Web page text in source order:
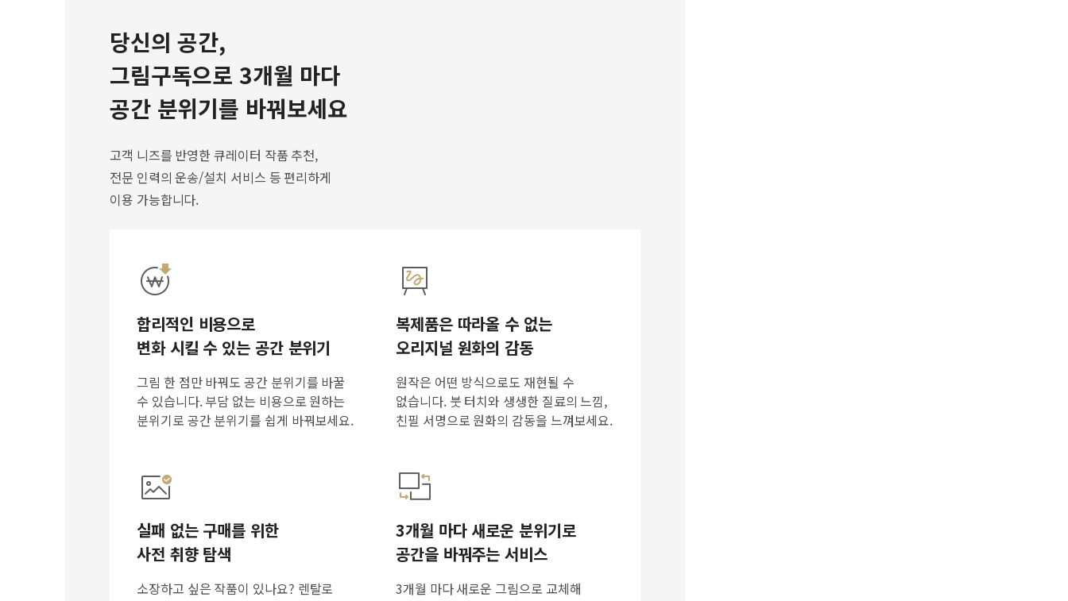
당신의 공간,
그림구독으로 3개월 마다
공간 분위기를 바꿔보세요
고객 니즈를 반영한 큐레이터 작품 추천,
전문 인력의 운송/설치 서비스 등 편리하게
이용 가능합니다.
합리적인 비용으로
변화 시킬 수 있는 공간 분위기
그림 한 점만 바꿔도 공간 분위기를 바꿀
수 있습니다. 부담 없는 비용으로 원하는
분위기로 공간 분위기를 쉽게 바꿔보세요.
복제품은 따라올 수 없는
오리지널 원화의 감동
원작은 어떤 방식으로도 재현될 수
없습니다. 붓 터치와 생생한 질료의 느낌,
친필 서명으로 원화의 감동을 느껴보세요.
실패 없는 구매를 위한
사전 취향 탐색
소장하고 싶은 작품이 있나요? 렌탈로
3개월 마다 새로운 분위기로
공간을 바꿔주는 서비스
3개월 마다 새로운 그림으로 교체해